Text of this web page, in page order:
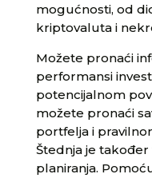
mogućnosti, od
kriptovaluta i
Možete pronaći
performansi
potencijalnom
možete pronaći
portfelja i
Štednja je
planiranja.